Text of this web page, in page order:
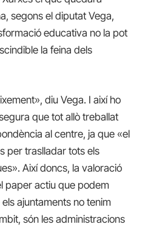
segons el diputat Vega,
educativa no la pot
la feina dels
diu Vega. I així ho
que tot allò treballat
al centre, ja que «el
per traslladar tots els
Així doncs, la valoració
paper actiu que podem
ajuntaments no tenim
són les administracions